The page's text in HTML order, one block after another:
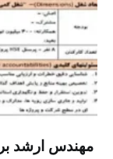
مهندس ارشد